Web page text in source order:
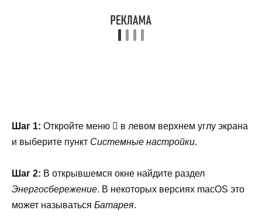
Шаг 1: Откройте меню  в левом верхнем углу экрана
и выберите пункт Системные настройки.
Шаг 2: В открывшемся окне найдите раздел
Энергосбережение. В некоторых версиях macOS это
может называться Батарея.